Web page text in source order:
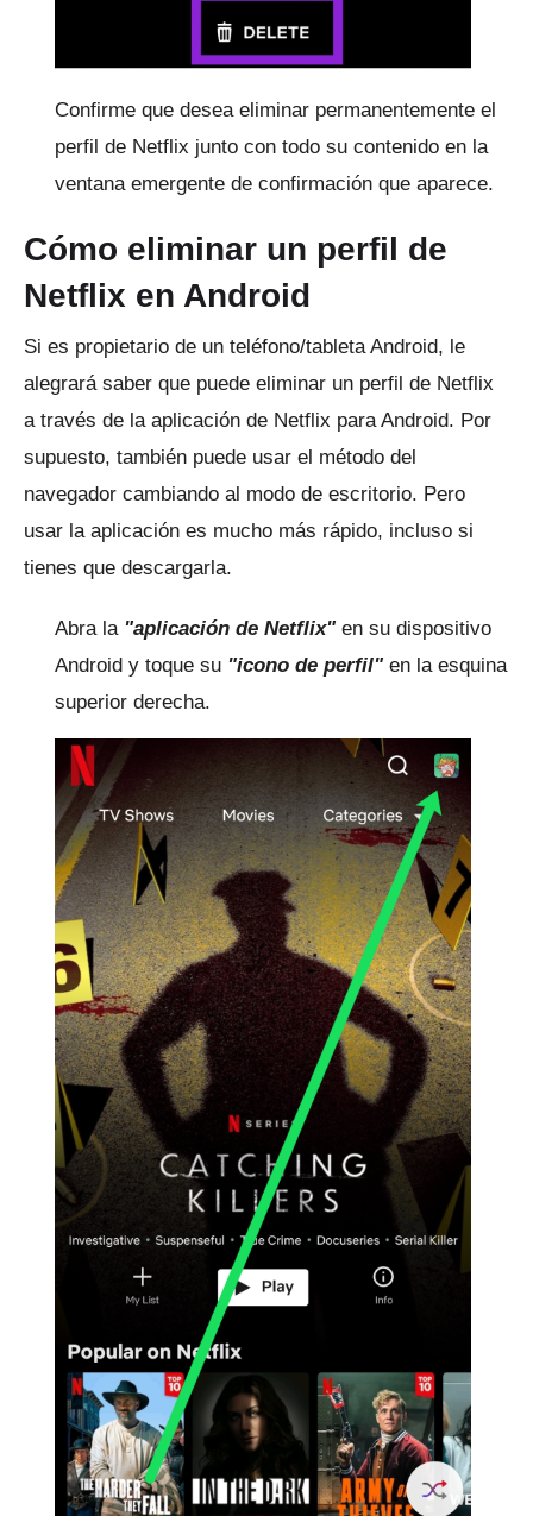
Confirme que desea eliminar permanentemente el
perfil de Netflix junto con todo su contenido en la
ventana emergente de confirmación que aparece.
Cómo eliminar un perfil de
Netflix en Android
Si es propietario de un teléfono/tableta Android, le
alegrará saber que puede eliminar un perfil de Netflix
a través de la aplicación de Netflix para Android. Por
supuesto, también puede usar el método del
navegador cambiando al modo de escritorio. Pero
usar la aplicación es mucho más rápido, incluso si
tienes que descargarla.
Abra la "aplicación de Netflix" en su dispositivo
Android y toque su "icono de perfil" en la esquina
superior derecha.